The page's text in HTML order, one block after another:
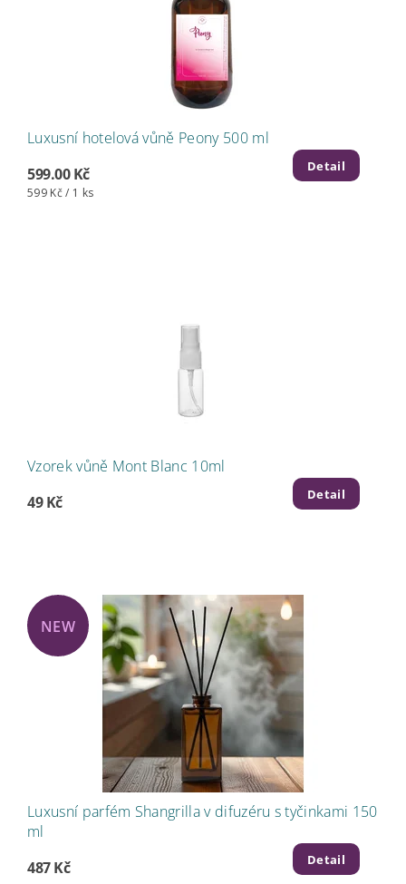
Luxusní hotelová vůně Peony 500 ml
599.00 Kč
599 Kč / 1 ks
Detail
Vzorek vůně Mont Blanc 10ml
49 Kč
Detail
NEW
Luxusní parfém Shangrilla v difuzéru s tyčinkami 150
ml
487 Kč
Detail